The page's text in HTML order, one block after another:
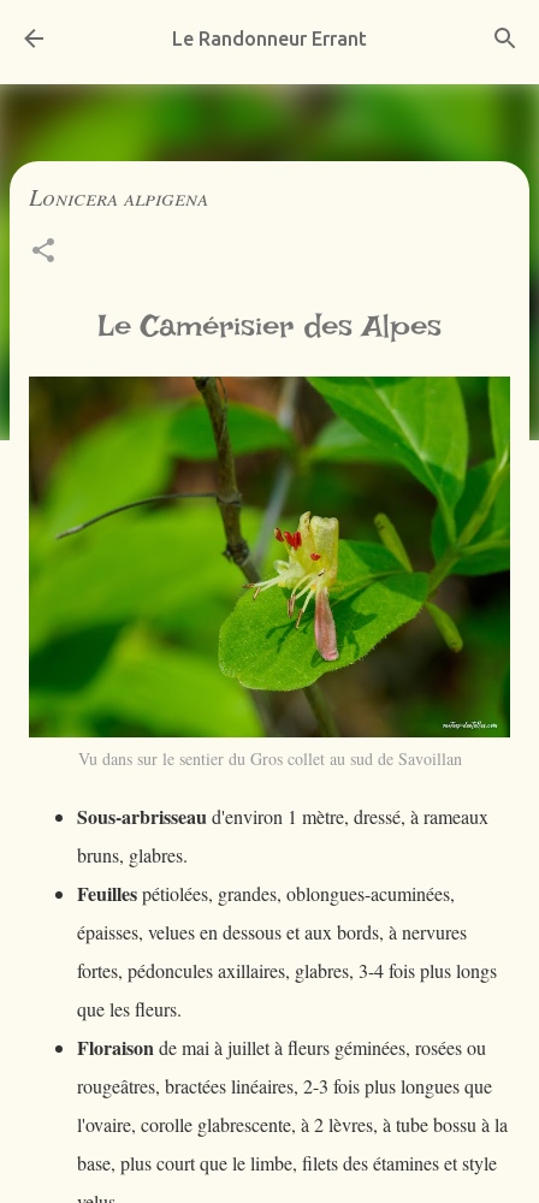
Accéder au contenu principal
Le Randonneur Errant
Lonicera alpigena
Le Camérisier des Alpes
Vu dans sur le sentier du Gros collet au sud de Savoillan
Sous-arbrisseaud'environ 1 mètre, dressé, à rameaux
bruns, glabres.
Feuillespétiolées, grandes, oblongues-acuminées,
épaisses, velues en dessous et aux bords, à nervures
fortes, pédoncules axillaires, glabres, 3-4 fois plus longs
que les fleurs.
Floraisonde mai à juillet à fleurs géminées, rosées ou
rougeâtres, bractées linéaires, 2-3 fois plus longues que
l'ovaire, corolle glabrescente, à 2 lèvres, à tube bossu à la
base, plus court que le limbe, filets des étamines et style